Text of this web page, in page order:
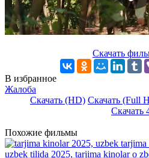
Скачать
В избранное
Жалоба
Скачать (HD) Скачать (Full
Скачать
Похожие фильмы